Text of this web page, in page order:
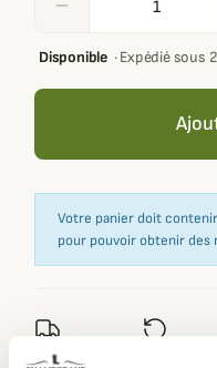
remove
Disponible·Expédié sous
Votre panier doit
pour pouvoir obtenir
Expédié dans